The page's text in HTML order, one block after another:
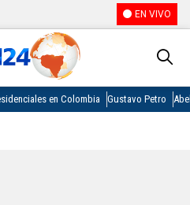
EN VIVO
en Colombia Gustavo Petro